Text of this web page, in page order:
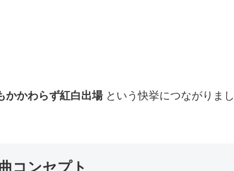
かかわらず紅白出場という快挙につながりまし
コンセプト